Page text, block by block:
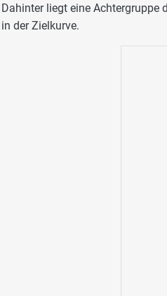
Dahinter liegt eine Achtergruppe
in der Zielkurve.